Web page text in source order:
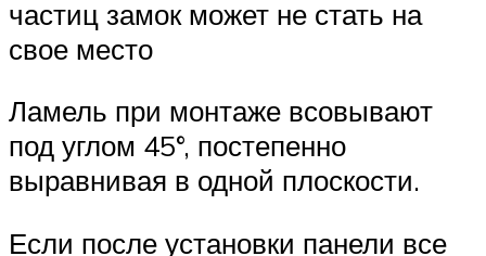
частиц замок может не стать на
свое место
Ламель при монтаже всовывают
под углом 45°, постепенно
выравнивая в одной плоскости.
Если после установки панели все